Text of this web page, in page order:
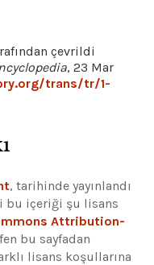
çevrildi
, 23 Mar
trans/tr/1-
, tarihinde yayınlandı
bu içeriği şu lisans
Attribution-
bu sayfadan
lisans koşullarına